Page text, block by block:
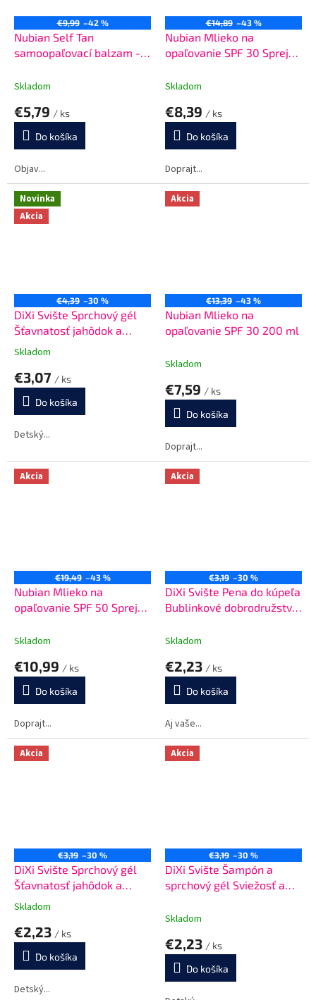
€9,99 –42 %
Nubian Self Tan
samoopaľovací balzam -
Skladom
€5,79 / ks
Do košíka
Objav...
€14,89 –43 %
Nubian Mlieko na
opaľovanie SPF 30 Sprej
Skladom
€8,39 / ks
Do košíka
Doprajt...
Novinka
Akcia
€4,39 –30 %
DiXi Svište Sprchový gél
Šťavnatosť jahôdok a
malín 400 ml
Priemerné
produktu
5,0
5
Skladom
€3,07 / ks
Do košíka
Detský...
Akcia
€13,39 –43 %
Nubian Mlieko na
opaľovanie SPF 30 200 ml
Skladom
€7,59 / ks
Do košíka
Doprajt...
Akcia
€19,49 –43 %
Nubian Mlieko na
opaľovanie SPF 50 Sprej
Skladom
€10,99 / ks
Do košíka
Doprajt...
Akcia
€3,19 –30 %
DiXi Svište Pena do kúpeľa
Bublinkové dobrodružstvo
Skladom
€2,23 / ks
Do košíka
Aj vaše...
Akcia
€3,19 –30 %
DiXi Svište Sprchový gél
Šťavnatosť jahôdok a
malín 250 ml
Priemerné
produktu
5,0
5
Skladom
€2,23 / ks
Do košíka
Detský...
Akcia
€3,19 –30 %
DiXi Svište Šampón a
sprchový gél Sviežosť a
Skladom
€2,23 / ks
Do košíka